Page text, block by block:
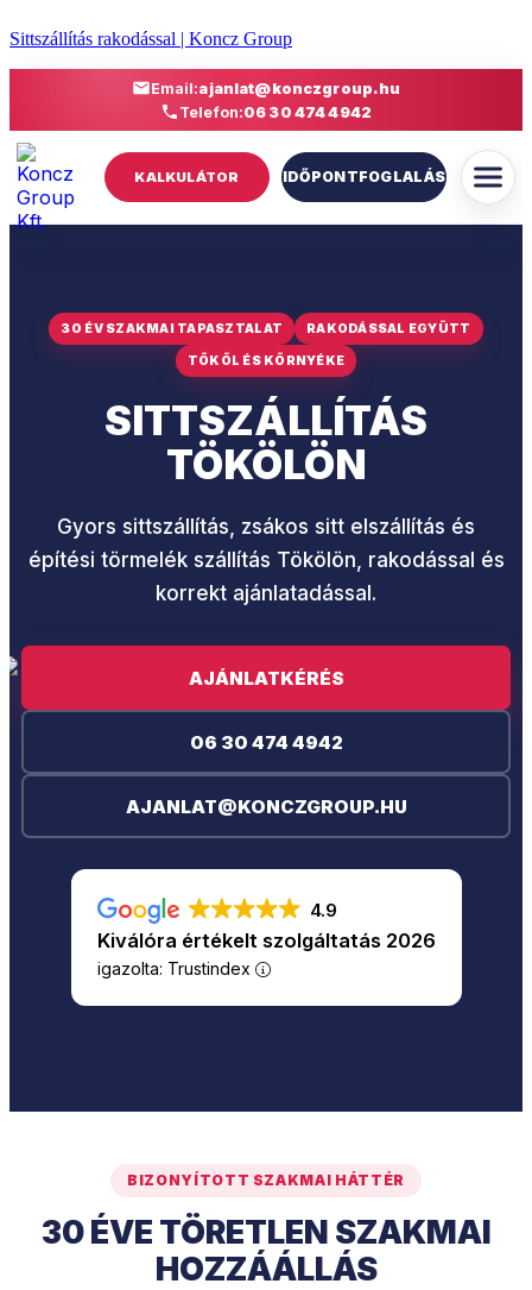
Sittszállítás rakodással | Koncz Group
Email:ajanlat@konczgroup.hu
Telefon:06 30 474 4942
KALKULÁTOR IDŐPONTFOGLALÁS
30 ÉV SZAKMAI TAPASZTALAT RAKODÁSSAL EGYÜTT
TÖKÖL ÉS KÖRNYÉKE
SITTSZÁLLÍTÁS
TÖKÖLÖN
Gyors sittszállítás, zsákos sitt elszállítás és
építési törmelék szállítás Tökölön, rakodással és
korrekt ajánlatadással.
AJÁNLATKÉRÉS
06 30 474 4942
AJANLAT@KONCZGROUP.HU
4.9
Kiválóra értékelt szolgáltatás 2026
igazolta: Trustindex
BIZONYÍTOTT SZAKMAI HÁTTÉR
30 ÉVE TÖRETLEN SZAKMAI
HOZZÁÁLLÁS